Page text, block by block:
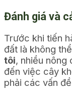
Đánh giá và
Trước khi tiến
đất là không
tôi, nhiều nông
đến việc cây
phải các vấn